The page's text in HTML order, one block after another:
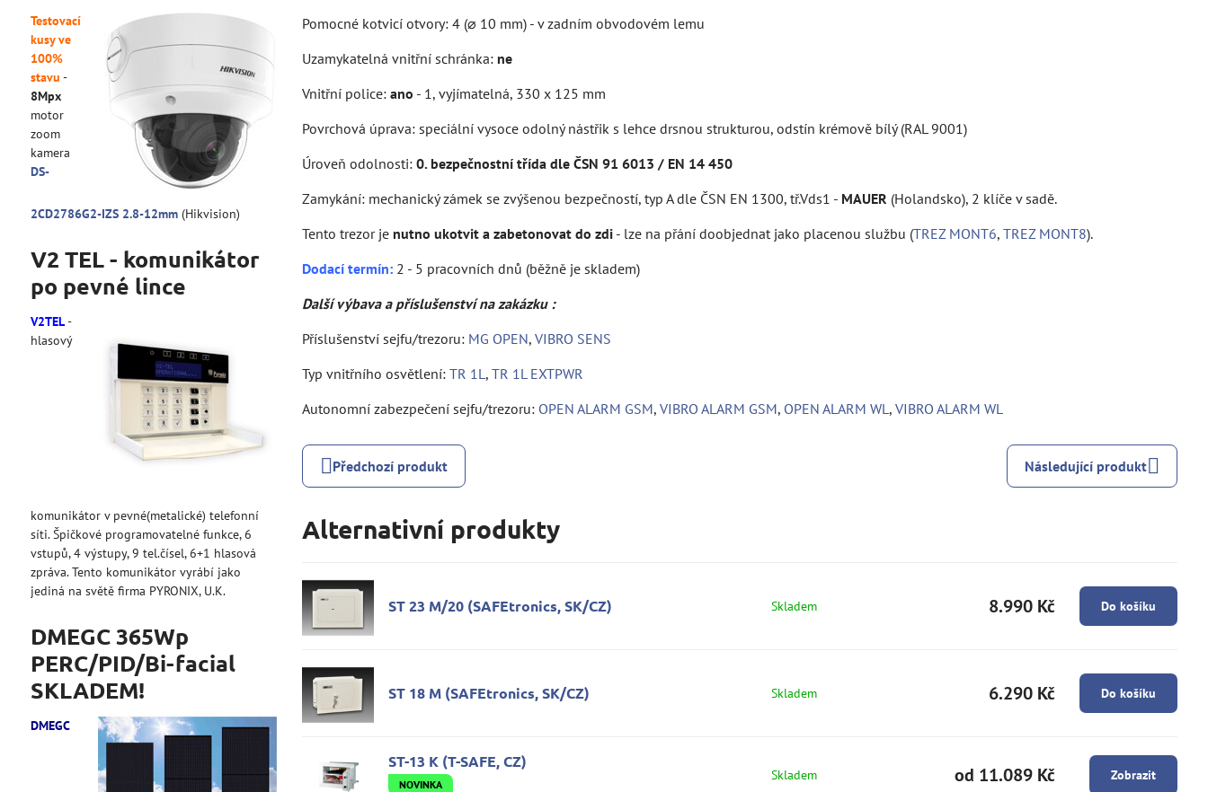
Pomocné kotvicí otvory: 4 (⌀ 10 mm) - v zadním obvodovém lemu
Uzamykatelná vnitřní schránka: ne
Vnitřní police:ano - 1, vyjímatelná, 330 x 125 mm
Povrchová úprava: speciální vysoce odolný nástřik s lehce drsnou strukturou, odstín krémově bílý (RAL 9001)
Úroveň odolnosti:0. bezpečnostní třída dle ČSN 91 6013 / EN 14 450
Zamykání: mechanický zámek se zvýšenou bezpečností, typ A dle ČSN EN 1300, tř.Vds1 - MAUER (Holandsko), 2 klíče v sadě.
Tento trezor je nutno ukotvit a zabetonovat do zdi - lze na přání doobjednat jako placenou službu (TREZ MONT6,TREZ MONT8).
Dodací termín: 2 - 5 pracovních dnů (běžně je skladem)
Další výbava a příslušenství na zakázku :
Příslušenství sejfu/trezoru: MG OPEN,VIBRO SENS
Typ vnitřního osvětlení:TR 1L,TR 1L EXTPWR
Autonomní zabezpečení sejfu/trezoru: OPEN ALARM GSM,VIBRO ALARM GSM, OPEN ALARM WL,VIBRO ALARM WL
Předchozí produkt Následující produkt
Alternativní produkty
ST 23 M/20 (SAFEtronics, SK/CZ) Skladem 8.990 Kč Do košíku
ST 18 M (SAFEtronics, SK/CZ) Skladem 6.290 Kč Do košíku
ST-13 K (T-SAFE, CZ)
NOVINKA
Skladem od 11.089 Kč Zobrazit
Testovací
kusy ve
100%
stavu -
8Mpx
motor
zoom
kamera
DS-
2CD2786G2-IZS 2.8-12mm (Hikvision)
V2 TEL - komunikátor
po pevné lince
V2TEL-
hlasový
komunikátor v pevné(metalické) telefonní
síti. Špičkové programovatelné funkce, 6
vstupů, 4 výstupy, 9 tel.čísel, 6+1 hlasová
zpráva. Tento komunikátor vyrábí jako
jediná na světě firma PYRONIX, U.K.
DMEGC 365Wp
PERC/PID/Bi-facial
SKLADEM!
DMEGC